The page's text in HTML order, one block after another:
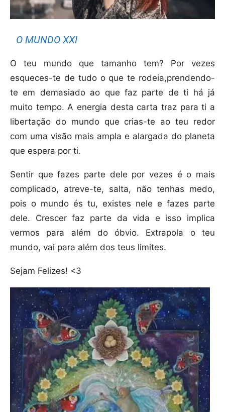
O MUNDO XXI
O teu mundo que tamanho tem? Por vezes
esqueces-te de tudo o que te rodeia,prendendo-
te em demasiado ao que faz parte de ti há já
muito tempo. A energia desta carta traz para ti a
libertação do mundo que crias-te ao teu redor
com uma visão mais ampla e alargada do planeta
que espera por ti.
Sentir que fazes parte dele por vezes é o mais
complicado, atreve-te, salta, não tenhas medo,
pois o mundo és tu, existes nele e fazes parte
dele. Crescer faz parte da vida e isso implica
vermos para além do óbvio. Extrapola o teu
mundo, vai para além dos teus limites.
Sejam Felizes! <3